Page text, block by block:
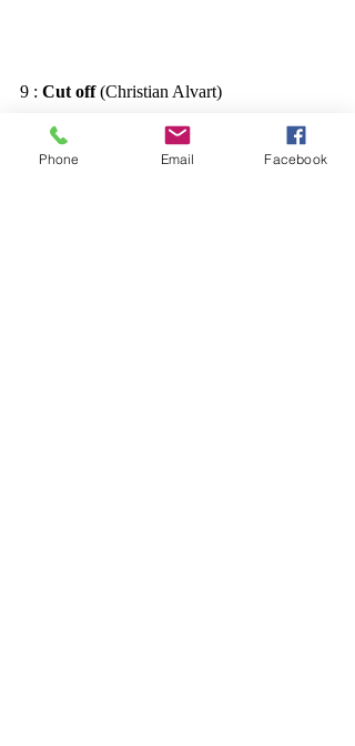
9 : Cut off (Christian Alvart)
Phone Email Facebook